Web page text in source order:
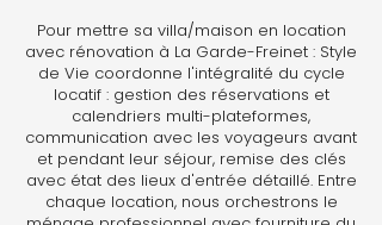
Pour mettre sa villa/maison en location
avec rénovation à La Garde-Freinet : Style
de Vie coordonne l'intégralité du cycle
locatif : gestion des réservations et
calendriers multi-plateformes,
communication avec les voyageurs avant
et pendant leur séjour, remise des clés
avec état des lieux d'entrée détaillé. Entre
chaque location, nous orchestrons le